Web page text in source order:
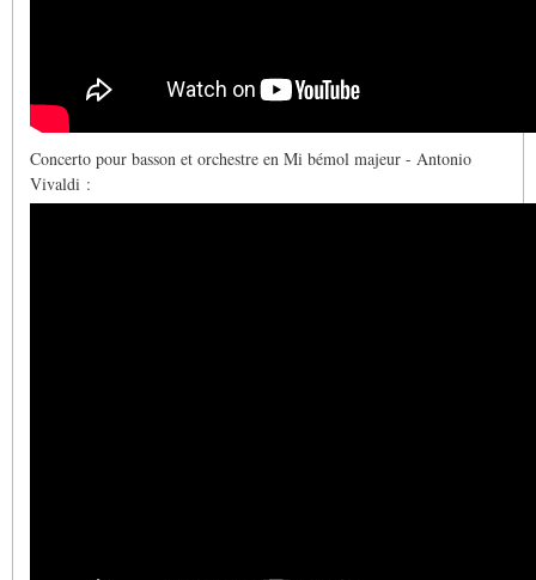
Concerto pour basson et orchestre en Mi bémol majeur - Antonio
Vivaldi :